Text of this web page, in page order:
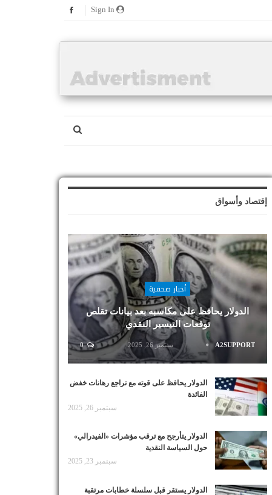
إقتصاد وأسواق
أخبار صحفية
الدولار يحافظ على مكاسبه بعد بيانات تقلص
توقعات التيسير النقدي
A2SUPPORT سبتمبر 26, 2025 0
الدولار يحافظ على قوته مع تراجع رهانات خفض
الفائدة
سبتمبر 26, 2025
الدولار يتأرجح مع ترقب مؤشرات «الفيدرالي»
حول السياسة النقدية
سبتمبر 23, 2025
الدولار يستقر قبل سلسلة خطابات مرتقبة